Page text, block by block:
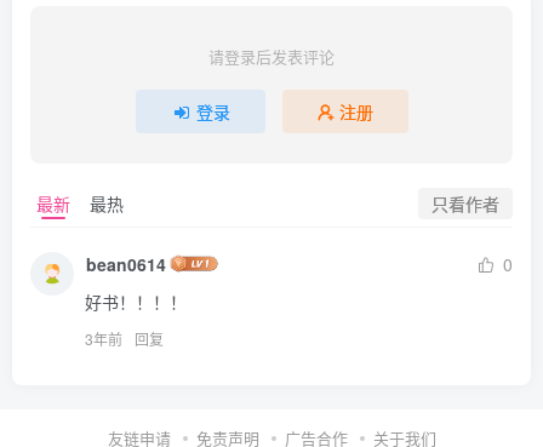
请登录后发表评论
登录 注册
最新 最热 只看作者
bean0614
0
好书！！！！
3年前 回复
友链申请 免责声明 广告合作 关于我们